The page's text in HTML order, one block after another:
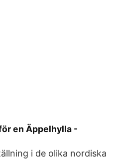
en Äppelhylla -
i de olika nordiska